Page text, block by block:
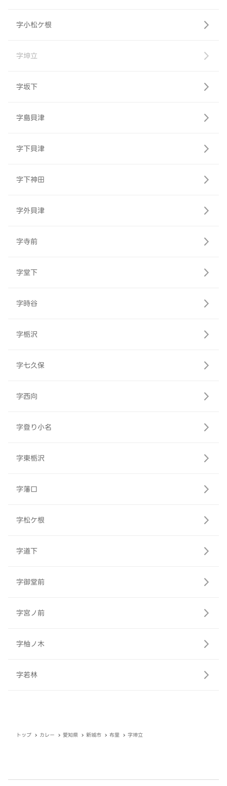
字小松ケ根
字坤立
字坂下
字島貝津
字下貝津
字下神田
字外貝津
字寺前
字堂下
字時谷
字栃沢
字七久保
字西向
字登り小名
字東栃沢
字藩口
字松ケ根
字道下
字御堂前
字宮ノ前
字柚ノ木
字若林
トップ カレー 愛知県 新城市 布里 字坤立